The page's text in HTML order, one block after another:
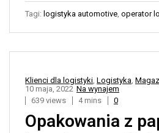
Tagi: logistyka automotive, operator
Klienci dla logistyki, Logistyka,
Na wynajem
10 maja, 2022
639 views
4 mins 0
Opakowania z